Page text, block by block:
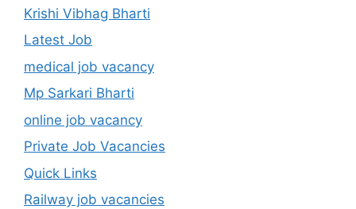
Krishi Vibhag Bharti
Latest Job
medical job vacancy
Mp Sarkari Bharti
online job vacancy
Private Job Vacancies
Quick Links
Railway job vacancies